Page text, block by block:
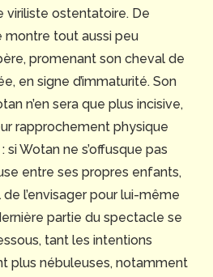
viriliste ostentatoire. De
montre tout aussi peu
promenant son cheval de
en signe d’immaturité. Son
n’en sera que plus incisive,
rapprochement physique
Wotan ne s’offusque pas
entre ses propres enfants,
l’envisager pour lui-même
partie du spectacle se
tant les intentions
plus nébuleuses, notamment